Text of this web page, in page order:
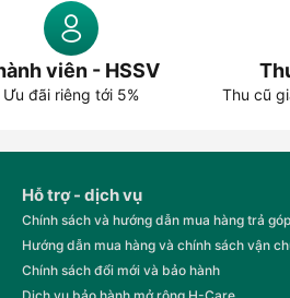
viên - HSSV
Ưu đãi riêng tới 5% Thu cũ
Hỗ trợ - dịch vụ
Chính sách và hướng dẫn mua hàng trả góp
Hướng dẫn mua hàng và chính sách vận
Chính sách đổi mới và bảo hành